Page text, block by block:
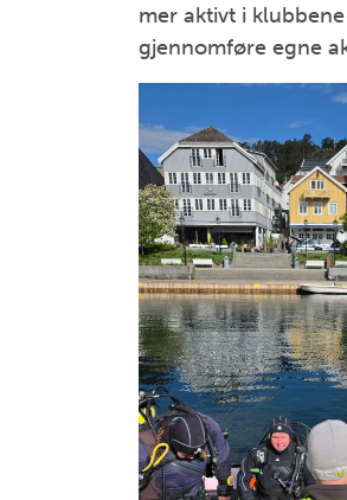
mer aktivt i
gjennomføre egne